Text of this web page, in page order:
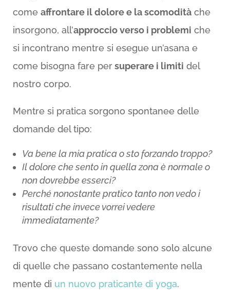
come affrontare il dolore e la scomoditàche
insorgono, all’approccio verso i problemi che
si incontrano mentre si esegue un’asana e
come bisogna fare persuperare i limiti del
nostro corpo.
Mentre si pratica sorgono spontanee delle
domande del tipo:
Va bene la mia pratica o sto forzando troppo?
Il dolore che sento in quella zona è normale o
non dovrebbe esserci?
Perché nonostante pratico tanto non vedo i
risultati che invece vorrei vedere
immediatamente?
Trovo che queste domande sono solo alcune
di quelle che passano costantemente nella
mente di un nuovo praticante di yoga.